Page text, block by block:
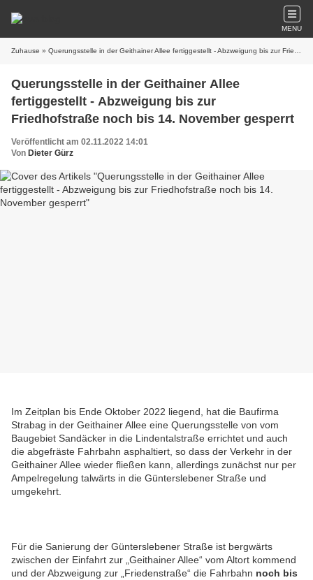
MENU
Zuhause » Querungsstelle in der Geithainer Allee fertiggestellt - Abzweigung bis zur Friedhofstraße noch bis 14. November gesperrt
Querungsstelle in der Geithainer Allee
fertiggestellt - Abzweigung bis zur
Friedhofstraße noch bis 14. November gesperrt
Veröffentlicht am 02.11.2022 14:01
Von Dieter Gürz
Im Zeitplan bis Ende Oktober 2022 liegend, hat die Baufirma
Strabag in der Geithainer Allee eine Querungsstelle von vom
Baugebiet Sandäcker in die Lindentalstraße errichtet und auch
die abgefräste Fahrbahn asphaltiert, so dass der Verkehr in der
Geithainer Allee wieder fließen kann, allerdings zunächst nur per
Ampelregelung talwärts in die Günterslebener Straße und
umgekehrt.
Für die Sanierung der Günterslebener Straße ist bergwärts
zwischen der Einfahrt zur „Geithainer Allee“ vom Altort kommend
und der Abzweigung zur „Friedenstraße“ die Fahrbahn noch bis